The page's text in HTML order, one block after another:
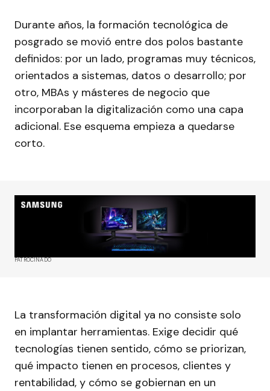
Durante años, la formación tecnológica de
posgrado se movió entre dos polos bastante
definidos: por un lado, programas muy técnicos,
orientados a sistemas, datos o desarrollo; por
otro, MBAs y másteres de negocio que
incorporaban la digitalización como una capa
adicional. Ese esquema empieza a quedarse
corto.
PATROCINADO
La transformación digital ya no consiste solo
en implantar herramientas. Exige decidir qué
tecnologías tienen sentido, cómo se priorizan,
qué impacto tienen en procesos, clientes y
rentabilidad, y cómo se gobiernan en un